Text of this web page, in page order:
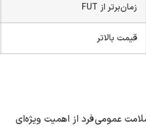
زمان‌برتر از FUT
قیمت بالاتر
عمومی فرد از اهمیت ویژه‌ای